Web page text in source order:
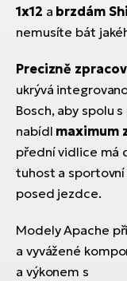
1x12 a brzdám
nemusíte bát
Precizně
ukrývá
Bosch, aby spolu
nabídl maximum
přední vidlice má
tuhost a
posed jezdce.
Modely Apache
a vyvážené
a výkonem s